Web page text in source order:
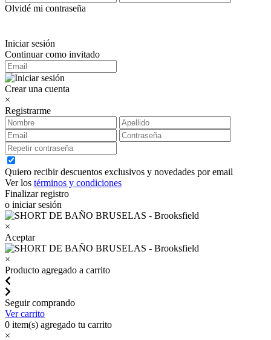
Olvidé mi contraseña
Iniciar sesión
Continuar como invitado
Crear una cuenta
×
Registrarme
Quiero recibir descuentos exclusivos y novedades por email
Ver los términos y condiciones
Finalizar registro
o iniciar sesión
×
Aceptar
×
Producto agregado a carrito
Seguir comprando
Ver carrito
0 item(s) agregado tu carrito
×